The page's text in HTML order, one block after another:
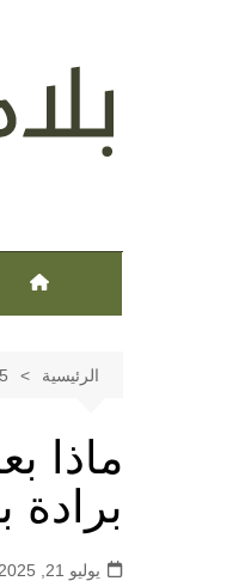
الرئيسية
ماذا
برادة
يوليو 21, 2025